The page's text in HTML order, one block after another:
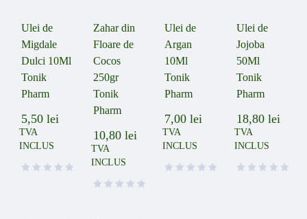
Ulei de
Migdale
Dulci 10Ml
Tonik
Pharm
5,50 lei
TVA
INCLUS
Zahar din
Floare de
Cocos
250gr
Tonik
Pharm
10,80 lei
TVA
INCLUS
Ulei de
Argan
10Ml
Tonik
Pharm
7,00 lei
TVA
INCLUS
Ulei de
Jojoba
50Ml
Tonik
Pharm
18,80 lei
TVA
INCLUS